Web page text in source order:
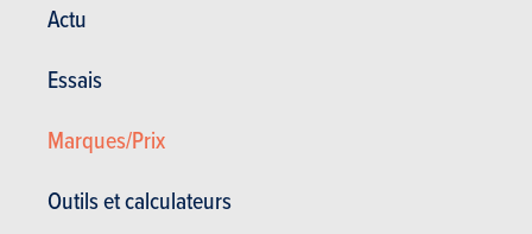
Actu
Essais
Marques/Prix
Outils et calculateurs
Actualités
Occasions & Stock
ProduPress |Vie privée |
Conditions
générales|Droits intellectuels